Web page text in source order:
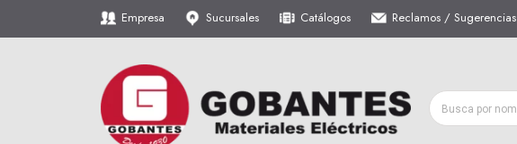
Empresa Sucursales Catálogos Reclamos / Sugerencias